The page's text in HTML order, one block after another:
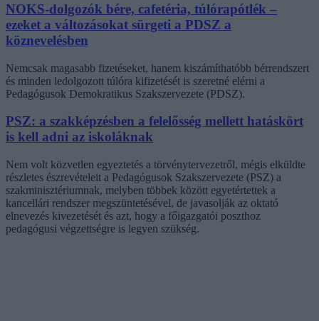
NOKS-dolgozók bére, cafetéria, túlórapótlék –
ezeket a változásokat sürgeti a PDSZ a
köznevelésben
Nemcsak magasabb fizetéseket, hanem kiszámíthatóbb bérrendszert
és minden ledolgozott túlóra kifizetését is szeretné elérni a
Pedagógusok Demokratikus Szakszervezete (PDSZ).
PSZ: a szakképzésben a felelősség mellett hatáskört
is kell adni az iskoláknak
Nem volt közvetlen egyeztetés a törvénytervezetről, mégis elküldte
részletes észrevételeit a Pedagógusok Szakszervezete (PSZ) a
szakminisztériumnak, melyben többek között egyetértettek a
kancellári rendszer megszüntetésével, de javasolják az oktató
elnevezés kivezetését és azt, hogy a főigazgatói poszthoz
pedagógusi végzettségre is legyen szükség.